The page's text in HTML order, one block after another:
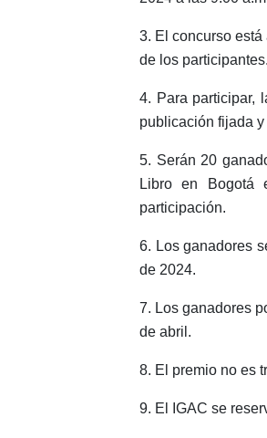
3. El concurso
de los participantes.
4. Para participar,
publicación fijada
5. Serán 20
Libro en Bogotá
participación.
6. Los ganadores
de 2024.
7. Los ganadores
de abril.
8. El premio no es
9. El IGAC se